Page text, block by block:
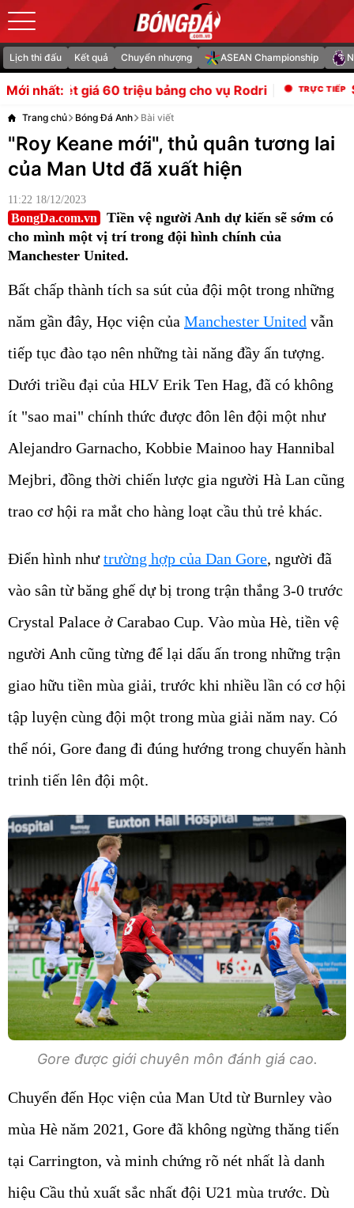
Lịch thi đấu Kết quả Chuyển nhượng ASEAN Championship
Mới nhất:
triệu bảng cho vụ Rodri Singapore 0-1
Trang chủ Bóng Đá Anh Bài viết
"Roy Keane mới", thủ quân tương lai
của Man Utd đã xuất hiện
11:22 18/12/2023
BongDa.com.vn
Tiền vệ người Anh dự kiến sẽ sớm có
cho mình một vị trí trong đội hình chính của
Manchester United.
Bất chấp thành tích sa sút của đội một trong những
năm gần đây, Học viện của Manchester United vẫn
tiếp tục đào tạo nên những tài năng đầy ấn tượng.
Dưới triều đại của HLV Erik Ten Hag, đã có không
ít "sao mai" chính thức được đôn lên đội một như
Alejandro Garnacho, Kobbie Mainoo hay Hannibal
Mejbri, đồng thời chiến lược gia người Hà Lan cũng
trao cơ hội ra mắt cho hàng loạt cầu thủ trẻ khác.
Điển hình nhưtrường hợp của Dan Gore, người đã
vào sân từ băng ghế dự bị trong trận thắng 3-0 trước
Crystal Palace ở Carabao Cup. Vào mùa Hè, tiền vệ
người Anh cũng từng để lại dấu ấn trong những trận
giao hữu tiền mùa giải, trước khi nhiều lần có cơ hội
tập luyện cùng đội một trong mùa giải năm nay. Có
thể nói, Gore đang đi đúng hướng trong chuyến hành
trinh tiến lên đội một.
Gore được giới chuyên môn đánh giá cao.
Chuyển đến Học viện của Man Utd từ Burnley vào
mùa Hè năm 2021, Gore đã không ngừng thăng tiến
tại Carrington, và minh chứng rõ nét nhất là danh
hiệu Cầu thủ xuất sắc nhất đội U21 mùa trước. Dù